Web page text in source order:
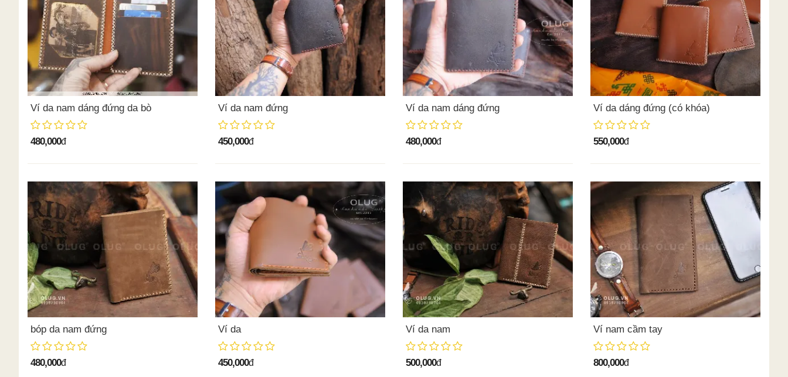
Ví da nam dáng đứng da bò
480,000đ
Ví da nam đứng
450,000đ
Ví da nam dáng đứng
480,000đ
Ví da dáng đứng (có khóa)
550,000đ
bóp da nam đứng
480,000đ
Ví da
450,000đ
Ví da nam
500,000đ
Ví nam cầm tay
800,000đ